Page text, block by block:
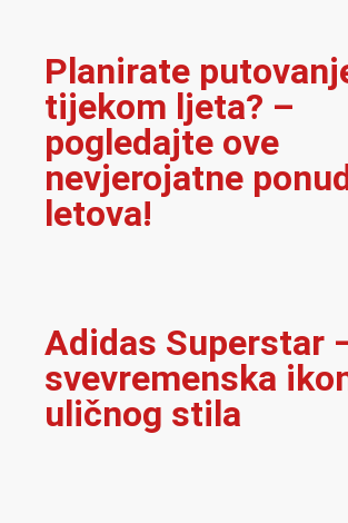
Planirate
tijekom ljeta? –
pogledajte ove
nevjerojatne
letova!
Adidas Superstar
svevremenska
uličnog stila